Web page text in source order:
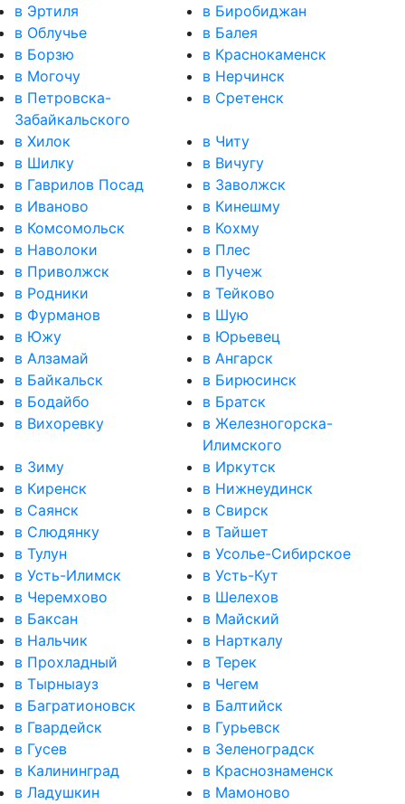
в Эртиля
в Биробиджан
в Облучье
в Балея
в Борзю
в Краснокаменск
в Могочу
в Нерчинск
в Петровска-
Забайкальского
в Сретенск
в Хилок
в Читу
в Шилку
в Вичугу
в Гаврилов Посад
в Заволжск
в Иваново
в Кинешму
в Комсомольск
в Кохму
в Наволоки
в Плес
в Приволжск
в Пучеж
в Родники
в Тейково
в Фурманов
в Шую
в Южу
в Юрьевец
в Алзамай
в Ангарск
в Байкальск
в Бирюсинск
в Бодайбо
в Братск
в Вихоревку
в Железногорска-
Илимского
в Зиму
в Иркутск
в Киренск
в Нижнеудинск
в Саянск
в Свирск
в Слюдянку
в Тайшет
в Тулун
в Усолье-Сибирское
в Усть-Илимск
в Усть-Кут
в Черемхово
в Шелехов
в Баксан
в Майский
в Нальчик
в Нарткалу
в Прохладный
в Терек
в Тырныауз
в Чегем
в Багратионовск
в Балтийск
в Гвардейск
в Гурьевск
в Гусев
в Зеленоградск
в Калининград
в Краснознаменск
в Ладушкин
в Мамоново